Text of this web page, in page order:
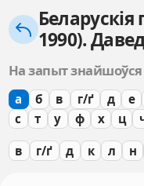
Беларускія
1990).
На запыт
а б в г/ґ д е
с
т у ф х ц
в г/ґ д к л н